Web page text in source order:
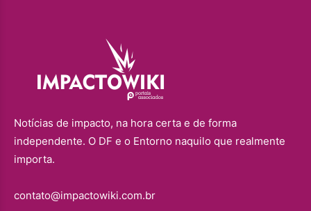
Notícias de impacto, na hora certa e de forma
independente. O DF e o Entorno naquilo que realmente
importa.
contato@impactowiki.com.br